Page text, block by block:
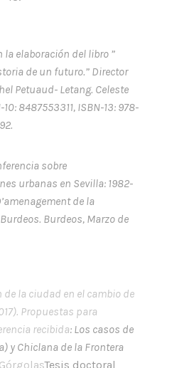
la elaboración del libro ”
de un futuro.” Director
Petuaud- Letang. Celeste
8487553311, ISBN-13: 978-
sobre
urbanas en Sevilla: 1982-
de la
Burdeos, Marzo de
la ciudad en el cambio de
Propuestas para
recibida: Los casos de
y Chiclana de la Frontera
Tesis doctoral